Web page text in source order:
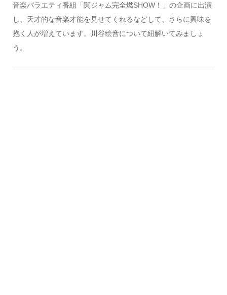
音楽バラエティ番組「関ジャム完全燃SHOW！」の企画に出演
し、天才的な音楽才能を見せてくれるなどして、さらに興味を
抱く人が増えています。川谷絵音について紐解いてみましょ
う。